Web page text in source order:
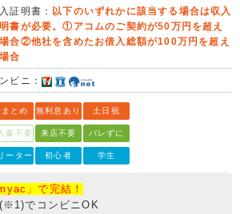
証明書： 以下のいずれかに該当する場合は収入
書が必要。①アコムのご契約が50万円を超え
合②他社を含めたお借入総額が100万円を超え
合
ビニ：
まとめ 無利息あり 土日祝
書不要 来店不要 バレずに
ーター 初心者 学生
」で完結！
(※1)でコンビニOK